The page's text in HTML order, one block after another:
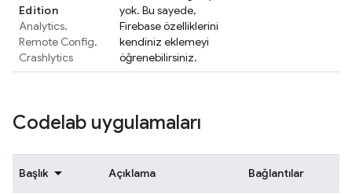
Edition
Analytics,
Remote Config,
Crashlytics
yok. Bu sayede,
Firebase özelliklerini
kendiniz eklemeyi
öğrenebilirsiniz.
Codelab uygulamaları
Başlık Açıklama Bağlantılar